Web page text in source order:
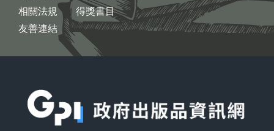
相關法規
友善連結
得獎書目